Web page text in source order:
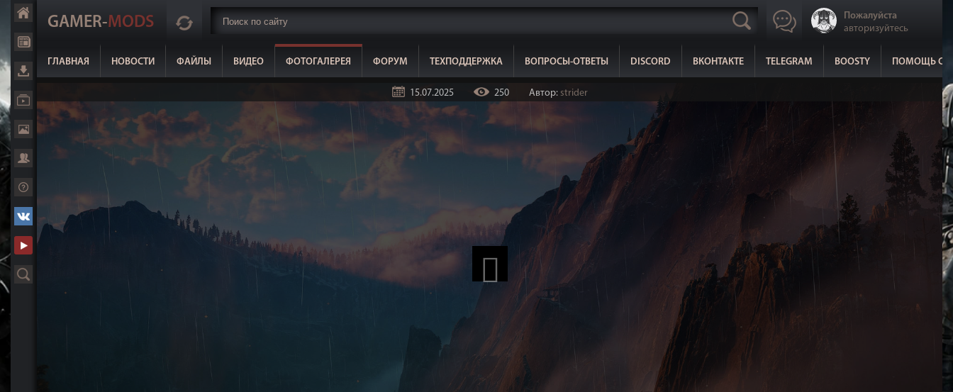
GAMER-MODS
Пожалуйста
авторизуйтесь
ГЛАВНАЯ НОВОСТИ ФАЙЛЫ ВИДЕО ФОТОГАЛЕРЕЯ ФОРУМ ТЕХПОДДЕРЖКА ВОПРОСЫ-ОТВЕТЫ DISCORD ВКОНТАКТЕ TELEGRAM BOOSTY ПОМОЩЬ
15.07.2025 250 Автор: strider